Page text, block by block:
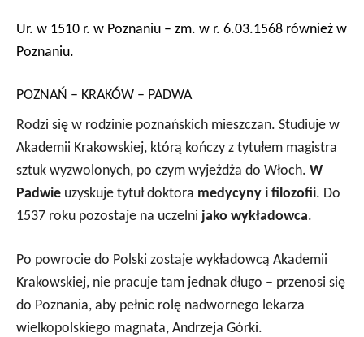
Ur. w 1510 r. w Poznaniu – zm. w r. 6.03.1568 również w
Poznaniu.
POZNAŃ – KRAKÓW – PADWA
Rodzi się w rodzinie poznańskich mieszczan. Studiuje w
Akademii Krakowskiej, którą kończy z tytułem magistra
sztuk wyzwolonych, po czym wyjeżdża do Włoch. W
Padwie uzyskuje tytuł doktora medycyny i filozofii. Do
1537 roku pozostaje na uczelni jako wykładowca.
Po powrocie do Polski zostaje wykładowcą Akademii
Krakowskiej, nie pracuje tam jednak długo – przenosi się
do Poznania, aby pełnic rolę nadwornego lekarza
wielkopolskiego magnata, Andrzeja Górki.